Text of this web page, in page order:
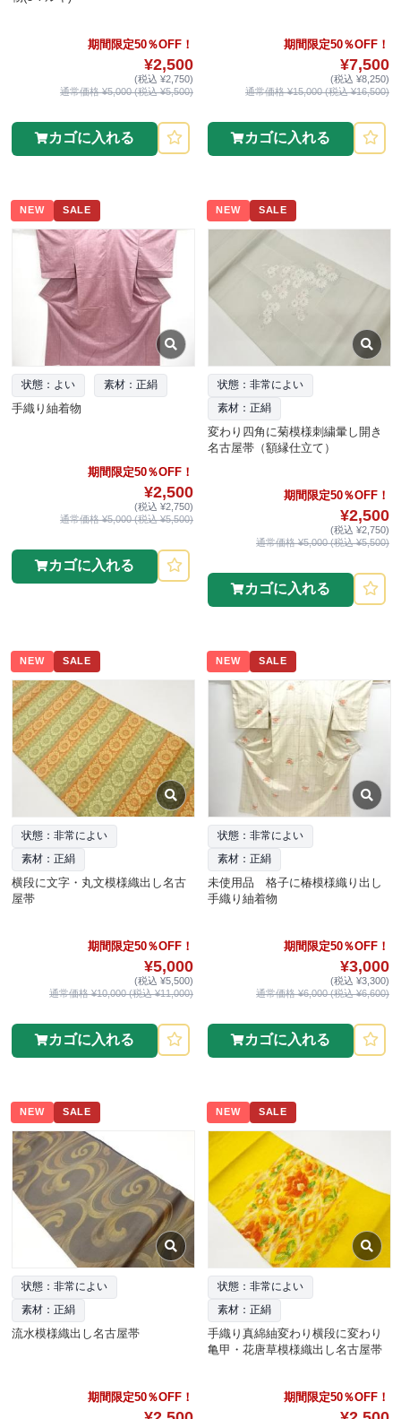
期間限定50％OFF！
¥2,500
(税込 ¥2,750)
通常価格 ¥5,000 (税込 ¥5,500)
カゴに入れる
期間限定50％OFF！
¥7,500
(税込 ¥8,250)
通常価格 ¥15,000 (税込 ¥16,500)
カゴに入れる
NEW SALE
状態：よい 素材：正絹
手織り紬着物
期間限定50％OFF！
¥2,500
(税込 ¥2,750)
通常価格 ¥5,000 (税込 ¥5,500)
カゴに入れる
NEW SALE
状態：非常によい
素材：正絹
変わり四角に菊模様刺繍暈し開き
名古屋帯（額縁仕立て）
期間限定50％OFF！
¥2,500
(税込 ¥2,750)
通常価格 ¥5,000 (税込 ¥5,500)
カゴに入れる
NEW SALE
状態：非常によい
素材：正絹
横段に文字・丸文模様織出し名古
屋帯
期間限定50％OFF！
¥5,000
(税込 ¥5,500)
通常価格 ¥10,000 (税込 ¥11,000)
カゴに入れる
NEW SALE
状態：非常によい
素材：正絹
未使用品 格子に椿模様織り出し
手織り紬着物
期間限定50％OFF！
¥3,000
(税込 ¥3,300)
通常価格 ¥6,000 (税込 ¥6,600)
カゴに入れる
NEW SALE
状態：非常によい
素材：正絹
流水模様織出し名古屋帯
期間限定50％OFF！
NEW SALE
状態：非常によい
素材：正絹
手織り真綿紬変わり横段に変わり
亀甲・花唐草模様織出し名古屋帯
期間限定50％OFF！